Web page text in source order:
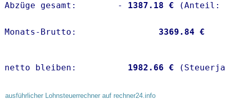
Abzüge gesamt:        -
1387.18 €
Monats-Brutto: 3369.84 €
netto bleiben: 1982.66 €
ausführlicher Lohnsteuerrechner auf rechner24.info